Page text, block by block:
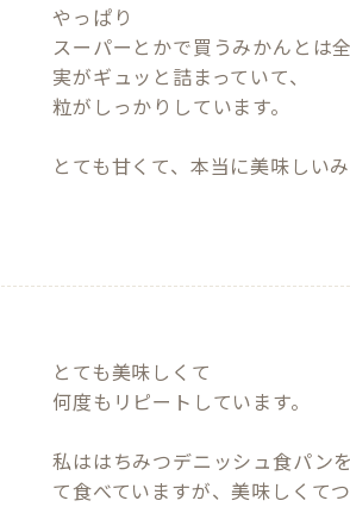
やっぱり
スーパーとかで買うみかんとは全
実がギュッと詰まっていて、
粒がしっかりしています。
とても美味しくて
何度もリピートしています。
私ははちみつデニッシュ食パン
て食べていますが、美味しくて